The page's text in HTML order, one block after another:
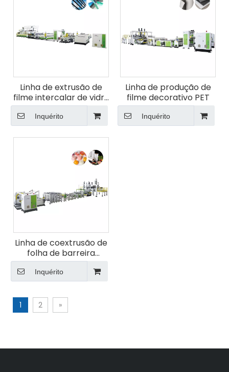
Linha de extrusão de
filme intercalar de vidro
TPU
Inquérito
Linha de produção de
filme decorativo PET
Inquérito
Linha de coextrusão de
folha de barreira
multicamadas
PP/PE/PA/PETG/EVOH
Inquérito
1 2 »